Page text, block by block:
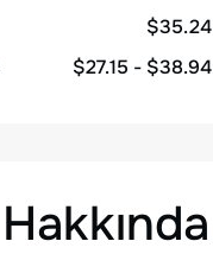
$35.24
$27.15 - $38.94
Hakkında